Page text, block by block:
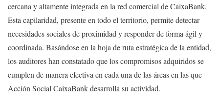
cercana y altamente integrada en la red comercial de CaixaBank.
Esta capilaridad, presente en todo el territorio, permite detectar
necesidades sociales de proximidad y responder de forma ágil y
coordinada. Basándose en la hoja de ruta estratégica de la entidad,
los auditores han constatado que los compromisos adquiridos se
cumplen de manera efectiva en cada una de las áreas en las que
Acción Social CaixaBank desarrolla su actividad.